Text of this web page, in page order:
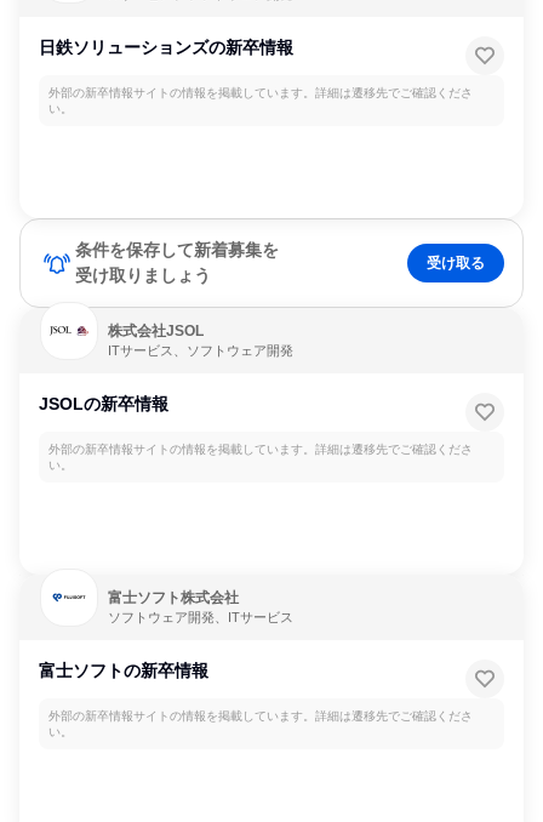
日鉄ソリューションズの新卒情報
外部の新卒情報サイトの情報を掲載しています。詳細は遷移先でご確認くださ
い。
条件を保存して新着募集を
受け取りましょう
受け取る
株式会社JSOL
ITサービス、ソフトウェア開発
JSOLの新卒情報
外部の新卒情報サイトの情報を掲載しています。詳細は遷移先でご確認くださ
い。
富士ソフト株式会社
ソフトウェア開発、ITサービス
富士ソフトの新卒情報
外部の新卒情報サイトの情報を掲載しています。詳細は遷移先でご確認くださ
い。